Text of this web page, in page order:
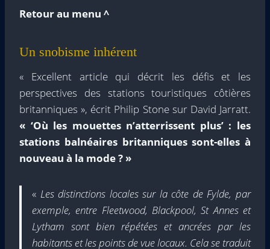
Retour au menu ^
Un snobisme inhérent
« Excellent article qui décrit les défis et les
perspectives des stations touristiques côtières
britanniques », écrit Philip Stone sur David Jarratt.
« ‘Où les mouettes n’atterrissent plus’ : les
stations balnéaires britanniques sont-elles à
nouveau à la mode ? »
« Les distinctions locales sur la côte de Fylde, par
exemple, entre Fleetwood, Blackpool, St Annes et
Lytham sont bien répétées et ancrées par les
habitants et les points de vue locaux. Cela se traduit